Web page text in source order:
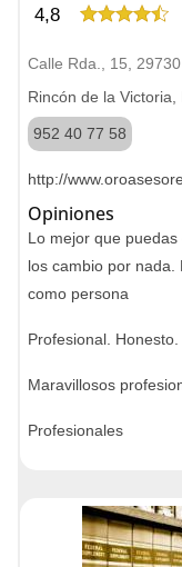
4,8
Calle Rda., 15,
Rincón de la Victoria,
952 40 77 58
http://
Opiniones
Lo mejor que
los cambio por nada.
como persona
Profesional.
Maravillosos
Profesionales